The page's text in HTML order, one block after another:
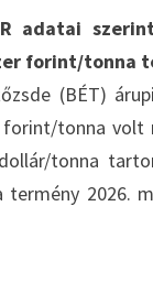
adatai
forint/tonna
(BÉT)
forint/tonna
tonna
2026.